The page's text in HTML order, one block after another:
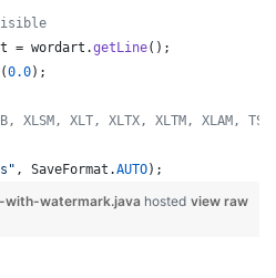
= wordart .getLine();
(0.0);
XLSM, XLT, XLTX, XLTM, XLAM,
, SaveFormat .AUTO);
view raw
watermark.java hosted